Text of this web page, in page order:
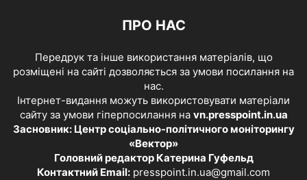
ПРО НАС
Передрук та інше використання матеріалів, що
розміщені на сайті дозволяється за умови посилання на
нас.
Інтернет-видання можуть використовувати матеріали
сайту за умови гіперпосилання на vn.presspoint.in.ua
Засновник: Центр соціально-політичного моніторингу
«Вектор»
Головний редактор Катерина Гуфельд
Контактний Email: presspoint.in.ua@gmail.com